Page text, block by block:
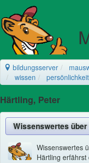
bildungsserver
wissen
Härtling, Peter
Wissenswertes
Wissenswertes
Härtling erfährst